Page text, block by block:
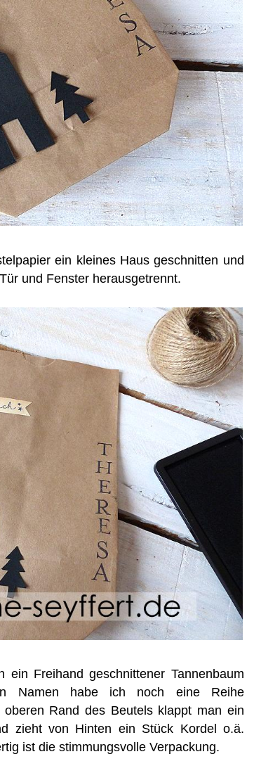
ein kleines Haus geschnitten und
und Fenster herausgetrennt.
ein Freihand geschnittener Tannenbaum
Namen habe ich noch eine Reihe
Rand des Beutels klappt man ein
zieht von Hinten ein Stück Kordel o.ä.
ist die stimmungsvolle Verpackung.